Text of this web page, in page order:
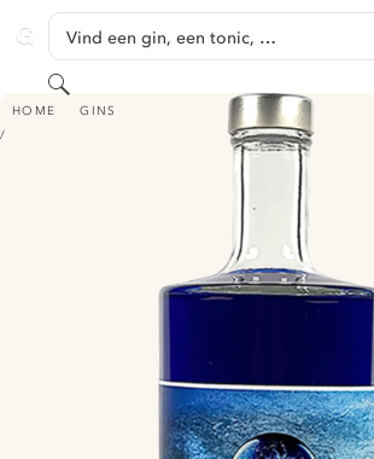
GINVENTORY
Vind een gin, een tonic, …
Zoeken
HOME GINS
THE BLUE DROP